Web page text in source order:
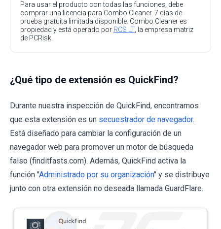
Para usar el producto con todas las funciones, debe
comprar una licencia para Combo Cleaner. 7 días de
prueba gratuita limitada disponible. Combo Cleaner es
propiedad y está operado por RCS LT, la empresa matriz
de PCRisk.
¿Qué tipo de extensión es QuickFind?
Durante nuestra inspección de QuickFind, encontramos
que esta extensión es un secuestrador de navegador.
Está diseñado para cambiar la configuración de un
navegador web para promover un motor de búsqueda
falso (finditfasts.com). Además, QuickFind activa la
función "Administrado por su organización" y se distribuye
junto con otra extensión no deseada llamada GuardFlare.